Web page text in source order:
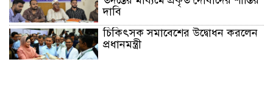
দাবি
চিকিৎসক সমাবেশের উদ্বোধন করলেন
প্রধানমন্ত্রী